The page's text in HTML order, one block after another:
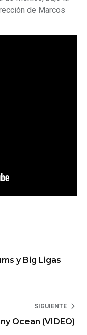
de Marcos
y Big Ligas
SIGUIENTE
Ocean (VIDEO)